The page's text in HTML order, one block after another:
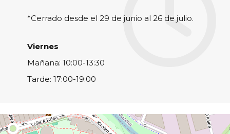
*Cerrado desde el 29 de junio al 26 de julio.
Viernes
Mañana: 10:00-13:30
Tarde: 17:00-19:00